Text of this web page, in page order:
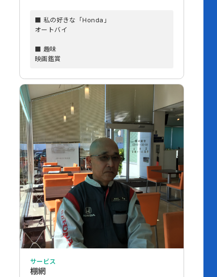
■ 私の好きな「Honda」
オートバイ
■ 趣味
映画鑑賞
サービス
棚網